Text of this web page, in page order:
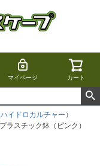
マイページ カート
イドロカルチャー）
ラスチック鉢（ピンク）